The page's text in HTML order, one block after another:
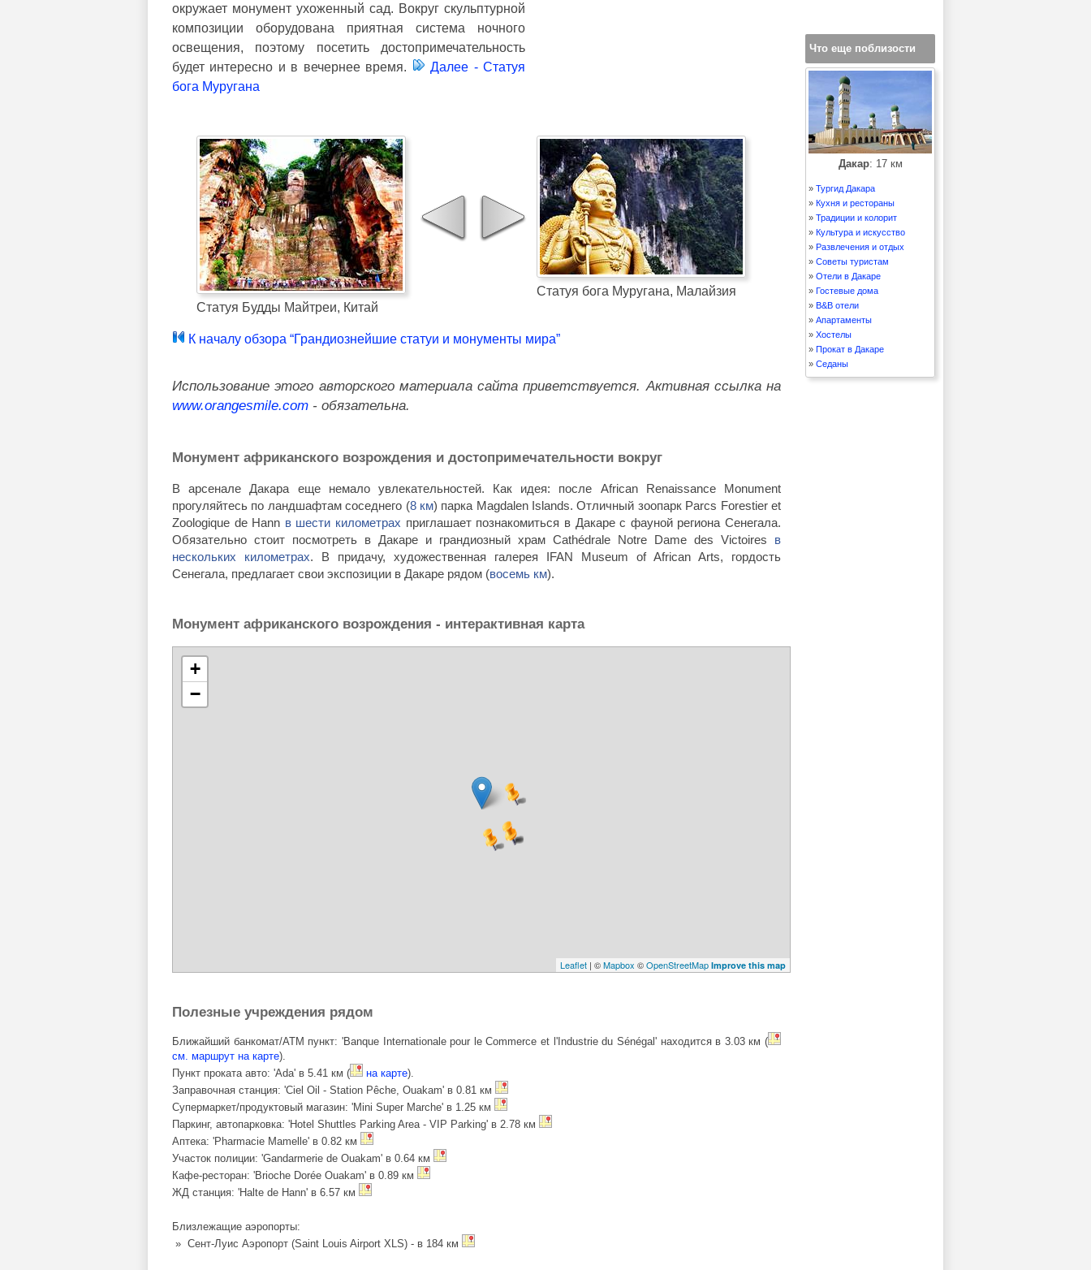
окружает монумент ухоженный сад. Вокруг скульптурной
композиции оборудована приятная система ночного
освещения, поэтому посетить достопримечательность
будет интересно и в вечернее время.
Далее - Статуя
бога Муругана
Статуя Будды Майтреи, Китай
Статуя бога Муругана, Малайзия
К началу обзора “Грандиознейшие статуи и монументы мира”
Использование этого авторского материала сайта приветствуется. Активная ссылка на
www.orangesmile.com - обязательна.
Монумент африканского возрождения и достопримечательности вокруг
В арсенале Дакара еще немало увлекательностей. Как идея: после African Renaissance Monument
прогуляйтесь по ландшафтам соседнего (8 км) парка Magdalen Islands. Отличный зоопарк Parcs Forestier et
Zoologique de Hann в шести километрах приглашает познакомиться в Дакаре с фауной региона Сенегала.
Обязательно стоит посмотреть в Дакаре и грандиозный храм Cathédrale Notre Dame des Victoires в
нескольких километрах. В придачу, художественная галерея IFAN Museum of African Arts, гордость
Сенегала, предлагает свои экспозиции в Дакаре рядом (восемь км).
Монумент африканского возрождения - интерактивная карта
+
−
Leaflet | ©Mapbox ©OpenStreetMap Improve this map
Полезные учреждения рядом
Ближайший банкомат/ATM пункт: 'Banque Internationale pour le Commerce et l'Industrie du Sénégal' находится в 3.03 км (
см. маршрут на карте).
Пункт проката авто: 'Ada' в 5.41 км (
на карте).
Заправочная станция: 'Ciel Oil - Station Pêche, Ouakam' в 0.81 км
Супермаркет/продуктовый магазин: 'Mini Super Marche' в 1.25 км
Паркинг, автопарковка: 'Hotel Shuttles Parking Area - VIP Parking' в 2.78 км
Аптека: 'Pharmacie Mamelle' в 0.82 км
Участок полиции: 'Gandarmerie de Ouakam' в 0.64 км
Кафе-ресторан: 'Brioche Dorée Ouakam' в 0.89 км
ЖД станция: 'Halte de Hann' в 6.57 км
Близлежащие аэропорты:
» Сент-Луис Аэропорт (Saint Louis Airport XLS) - в 184 км
Что еще поблизости
Дакар: 17 км
» Тургид Дакара
» Кухня и рестораны
» Традиции и колорит
» Культура и искусство
» Развлечения и отдых
» Советы туристам
» Отели в Дакаре
» Гостевые дома
» B&B отели
» Апартаменты
» Хостелы
» Прокат в Дакаре
» Седаны